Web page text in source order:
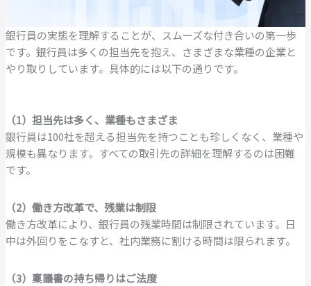
銀行員の実態を理解することが、スムーズな付き合いの第一歩
です。銀行員は多くの担当先を抱え、さまざまな業種の企業と
やり取りしています。具体的には以下の通りです。
（1）担当先は多く、業種もさまざま
銀行員は100社を超える担当先を持つことも珍しくなく、業種や
規模も異なります。すべての取引先の詳細を理解するのは困難
です。
（2）働き方改革で、残業は制限
働き方改革により、銀行員の残業時間は制限されています。日
中は外回りをこなすと、社内業務に割ける時間は限られます。
（3）稟議書の持ち帰りはご法度